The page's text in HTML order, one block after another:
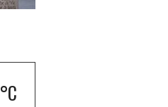
°C